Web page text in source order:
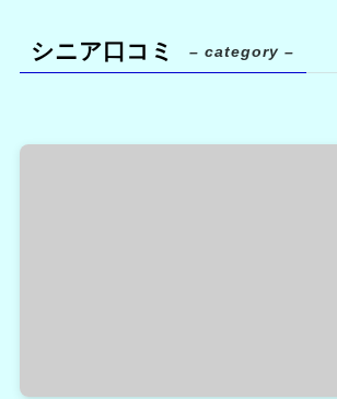
シニア口コミ – category –